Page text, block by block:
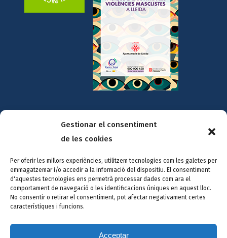
Gestionar el consentiment
de les cookies
Per oferir les millors experiències, utilitzem tecnologies com les galetes per
emmagatzemar i/o accedir a la informació del dispositiu. El consentiment
d'aquestes tecnologies ens permetrà processar dades com ara el
comportament de navegació o les identificacions úniques en aquest lloc.
No consentir o retirar el consentiment, pot afectar negativament certes
característiques i funcions.
Acceptar
Amb la col·laboració de: